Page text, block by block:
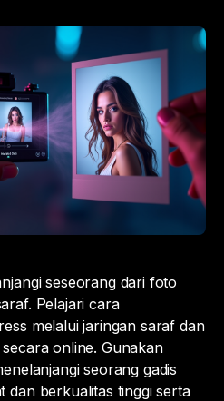
seseorang dari foto
Pelajari cara
melalui jaringan saraf dan
online. Gunakan
seorang gadis
dan berkualitas tinggi serta